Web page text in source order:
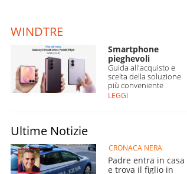
WINDTRE
Smartphone
pieghevoli
Guida all'acquisto e
scelta della soluzione
più conveniente
LEGGI
Ultime Notizie
CRONACA NERA
Padre entra in casa
e trova il figlio in